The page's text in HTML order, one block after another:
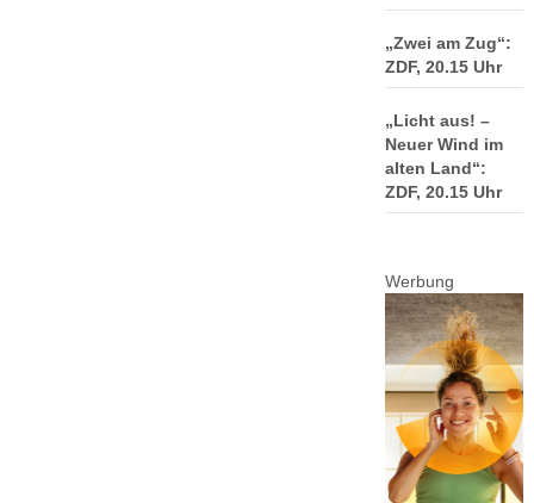
„Zwei am Zug“:
ZDF, 20.15 Uhr
„Licht aus! –
Neuer Wind im
alten Land“:
ZDF, 20.15 Uhr
Werbung